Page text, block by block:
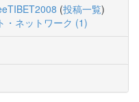
(投稿一覧)
・ネットワーク (1)